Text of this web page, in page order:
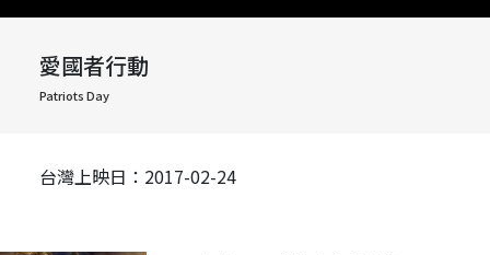
愛國者行動
Patriots Day
台灣上映日：2017-02-24